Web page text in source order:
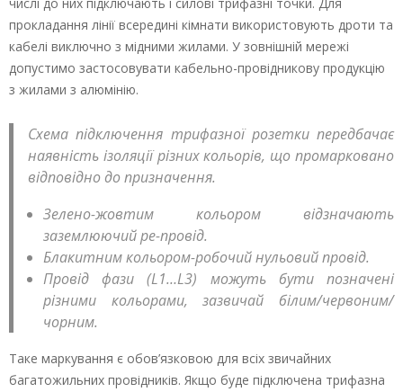
прокладання лінії всередині кімнати використовують дроти та
кабелі виключно з мідними жилами. У зовнішній мережі
допустимо застосовувати кабельно-провідникову продукцію
з жилами з алюмінію.
Схема підключення трифазної розетки передбачає
наявність ізоляції різних кольорів, що промарковано
відповідно до призначення.
Зелено-жовтим кольором відзначають
заземлюючий ре-провід.
Блакитним кольором-робочий нульовий провід.
Провід фази (L1…L3) можуть бути позначені
різними кольорами, зазвичай білим/червоним/
чорним.
Таке маркування є обов’язковою для всіх звичайних
багатожильних провідників. Якщо буде підключена трифазна